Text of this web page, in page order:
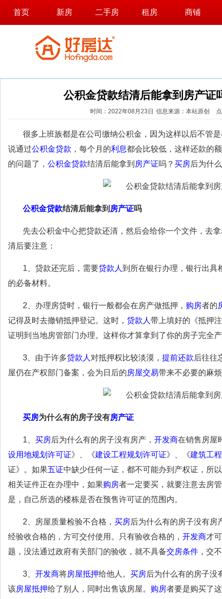
首页 新房 二手房 租房 商铺
公积金贷款结清后能拿到房产证
时间：2022年08月23日 信息来源：本站原创
很多上班族都是在公司缴纳公积金，因为这样以后不管
说通过公积金贷款 ，每个月的利息都会比较低，这样还款的
的问题了， 公积金贷款结清后能拿到 房产证吗？ 买房后为什
公积金贷款结清后能拿到 房产证吗
先去公积金中心把贷款还清，然后会给你一个文件，去
清后要注意：
1、贷款还完后，需要贷款人 到所在银行办理，银行出具
的必备材料。
2、办理房贷时，银行一般都会在房产做抵押， 购房者的
记得及时去撤销抵押登记。这时， 贷款人 带上填好的《抵押
证明到当地房管部门办理。这样你才算拿到了你的房子完全
3、由于许多贷款人 对抵押权比较淡漠， 提前还款后往往
屋仍在产权部门备案，会为日后的房屋交易带来不必要的麻
买房为什么有的房子没有房产证
1、 买房后为什么有的房子没有房产， 开发商在销售房屋
设用地规划许可证》、《建设工程规划许可证》、《建筑工
证》。如果五证中缺少任何一证，都不可能办到产权证，所以
相关证件正在办理中，如果购房者一定要买，就要注意去房
是，自己所选的楼栋是否在预售许可证的范围内。
2、房屋质量检验不合格， 买房后为什么有的房子没有房
经验收合格的，方可交付使用。只有验收合格的， 开发商才
题，没法通过政府有关部门的验收，就不具备交房条件 ，交
3、 开发商将房屋抵押给他人。 买房后为什么有的房子没
该房屋抵押给了别人，同时出售该房屋。 购房者要是购买了